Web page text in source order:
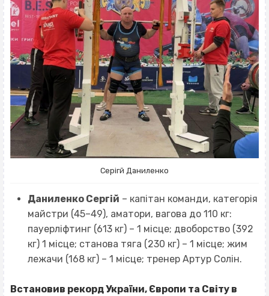
Серігй Даниленко
Даниленко Сергій – капітан команди, категорія
майстри (45–49), аматори, вагова до 110 кг:
пауерліфтинг (613 кг) – 1 місце; двоборство (392
кг) 1 місце; станова тяга (230 кг) – 1 місце; жим
лежачи (168 кг) – 1 місце; тренер Артур Солін.
Встановив рекорд України, Європи та Світу в